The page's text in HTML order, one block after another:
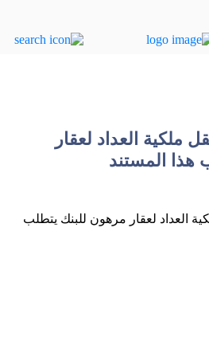
ملكية العداد لعقار
هذا المستند